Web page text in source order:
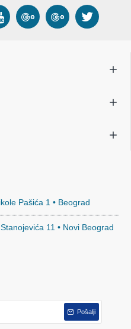
Pašića 1 • Beograd
11 • Novi Beograd
Pošalji